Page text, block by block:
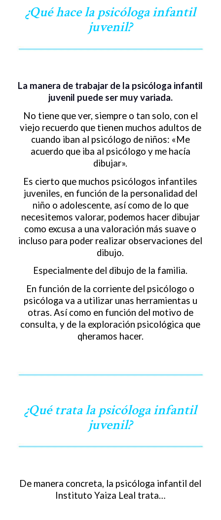
¿Qué hace la psicóloga infantil
juvenil?
La manera de trabajar de la psicóloga infantil
juvenil puede ser muy variada.
No tiene que ver, siempre o tan solo, con el
viejo recuerdo que tienen muchos adultos de
cuando iban al psicólogo de niños: «Me
acuerdo que iba al psicólogo y me hacía
dibujar».
Es cierto que muchos psicólogos infantiles
juveniles, en función de la personalidad del
niño o adolescente, así como de lo que
necesitemos valorar, podemos hacer dibujar
como excusa a una valoración más suave o
incluso para poder realizar observaciones del
dibujo.
Especialmente del dibujo de la familia.
En función de la corriente del psicólogo o
psicóloga va a utilizar unas herramientas u
otras. Así como en función del motivo de
consulta, y de la exploración psicológica que
qheramos hacer.
¿Qué trata la psicóloga infantil
juvenil?
De manera concreta, la psicóloga infantil del
Instituto Yaiza Leal trata…